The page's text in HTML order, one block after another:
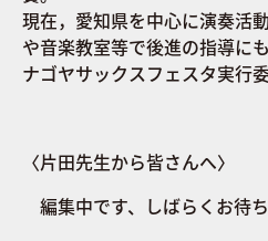
現在，愛知県を中心に演奏活
や音楽教室等で後進の指導に
ナゴヤサックスフェスタ実行委
〈片田先生から皆さんへ〉
編集中です、しばらくお待ち